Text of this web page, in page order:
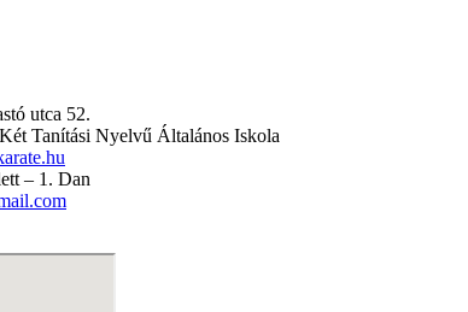
utca 52.
Tanítási Nyelvű Általános Iskola
– 1. Dan